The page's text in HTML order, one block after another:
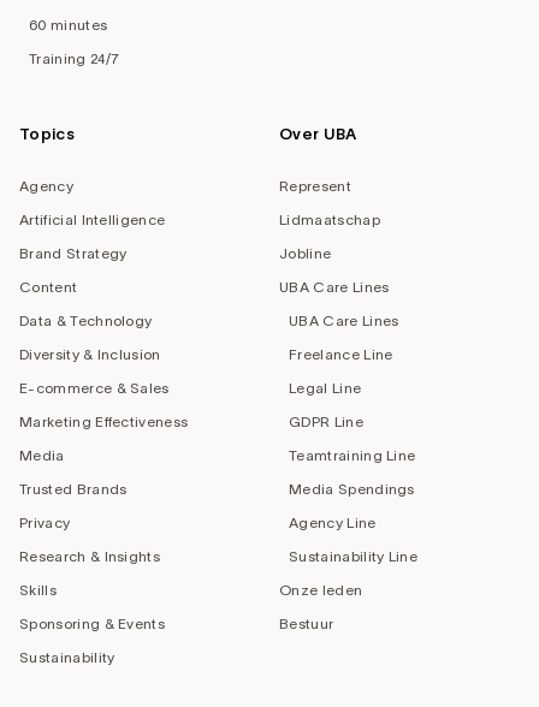
60 minutes
Training 24/7
Topics
Agency
Artificial Intelligence
Brand Strategy
Content
Data & Technology
Diversity & Inclusion
E-commerce & Sales
Marketing Effectiveness
Media
Trusted Brands
Privacy
Research & Insights
Skills
Sponsoring & Events
Sustainability
Over UBA
Represent
Lidmaatschap
Jobline
UBA Care Lines
UBA Care Lines
Freelance Line
Legal Line
GDPR Line
Teamtraining Line
Media Spendings
Agency Line
Sustainability Line
Onze leden
Bestuur